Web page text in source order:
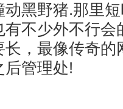
黑野猪.那里
不少外不行会
，最像传奇的
后管理处!